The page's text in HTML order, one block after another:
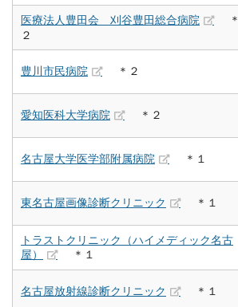
医療法人豊田会 刈谷豊田総合病院
＊
２
豊川市民病院 ＊２
愛知医科大学病院 ＊２
名古屋大学医学部附属病院 ＊１
東名古屋画像診断クリニック ＊１
トラストクリニック（ハイメディック名古
屋）
＊１
名古屋放射線診断クリニック ＊１